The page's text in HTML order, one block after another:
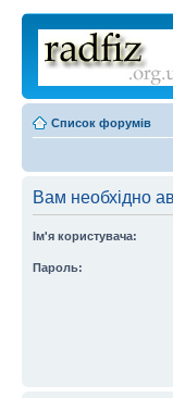
Список форумів
Вам необхідно
Ім'я користувача:
Пароль: